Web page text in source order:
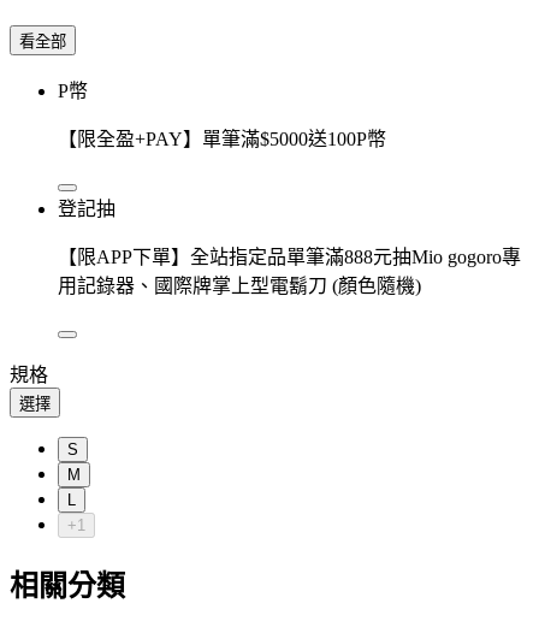
看全部
P幣
【限全盈+PAY】單筆滿$5000送100P幣
登記抽
【限APP下單】全站指定品單筆滿888元抽Mio gogoro專
用記錄器、國際牌掌上型電鬍刀 (顏色隨機)
規格
選擇
S
M
L
+1
相關分類